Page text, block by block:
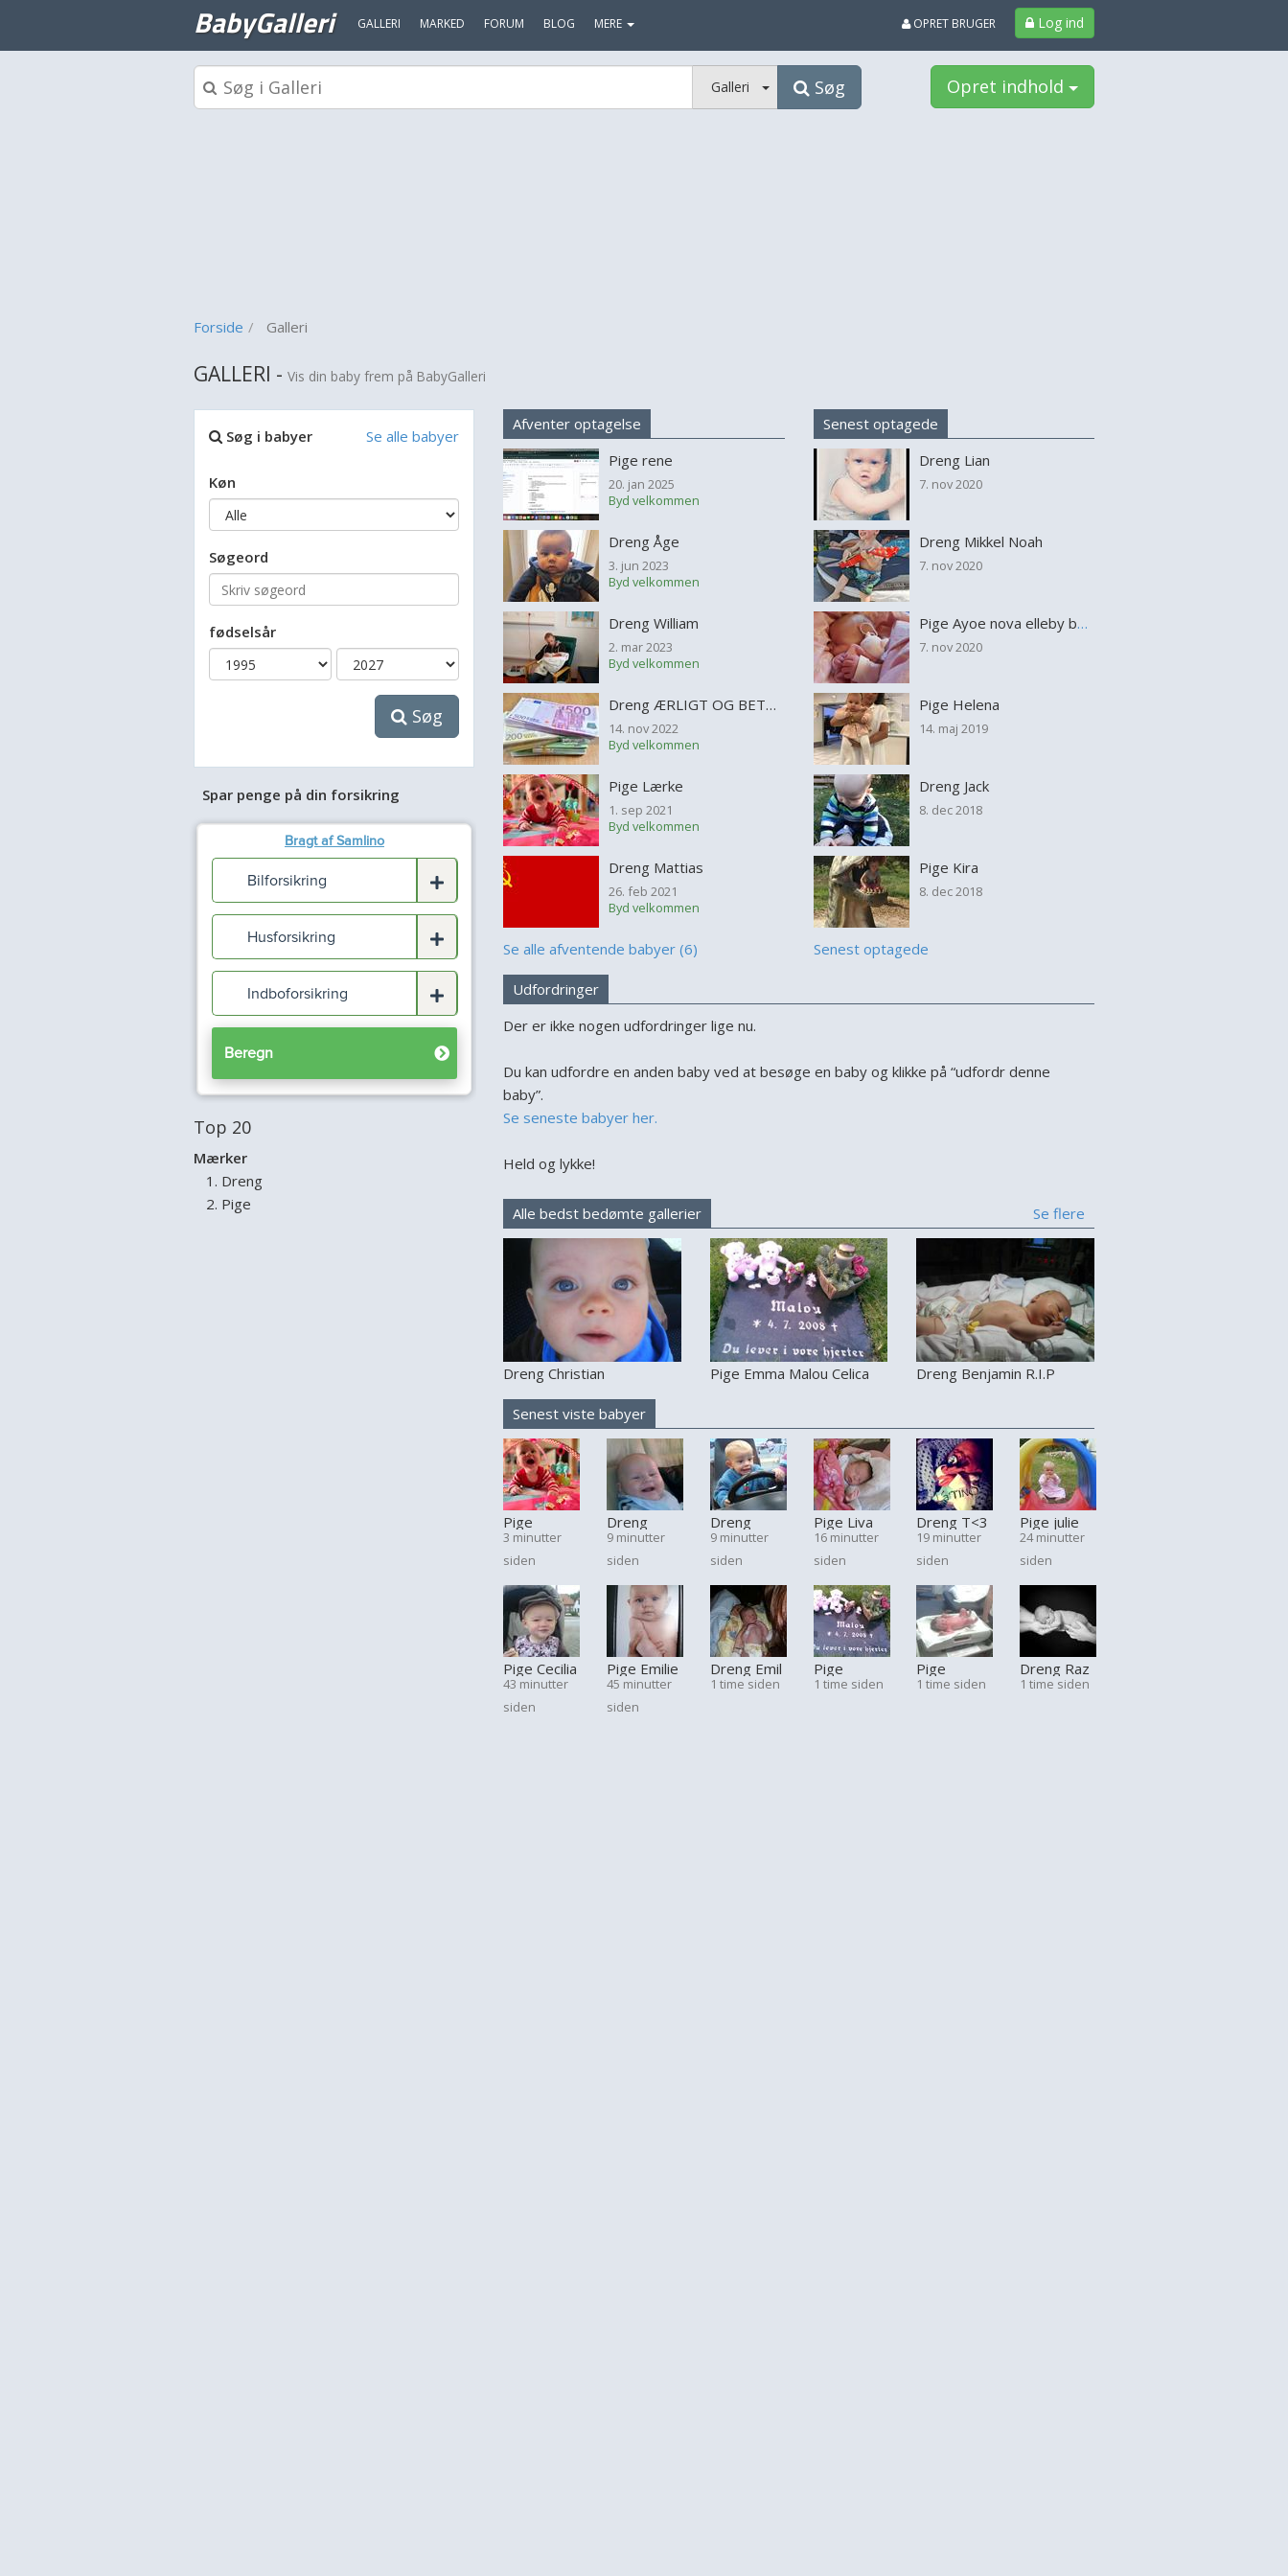
BabyGalleri GALLERI MARKED FORUM BLOG MERE Log ind
OPRET BRUGER
Galleri Søg Opret indhold
Forside Galleri
GALLERI - Vis din baby frem på BabyGalleri
Afventer optagelse
Pige rene
20. jan 2025
Byd velkommen
Dreng Åge
3. jun 2023
Byd velkommen
Dreng William
2. mar 2023
Byd velkommen
Dreng ÆRLIGT OG BETROLIG LÅNETILBUD
14. nov 2022
Byd velkommen
Pige Lærke
1. sep 2021
Byd velkommen
Dreng Mattias
26. feb 2021
Byd velkommen
Se alle afventende babyer (6)
Senest optagede
Dreng Lian
7. nov 2020
Dreng Mikkel Noah
7. nov 2020
Pige Ayoe nova elleby bøgeskov nielsen
7. nov 2020
Pige Helena
14. maj 2019
Dreng Jack
8. dec 2018
Pige Kira
8. dec 2018
Senest optagede
Udfordringer
Der er ikke nogen udfordringer lige nu.
Du kan udfordre en anden baby ved at besøge en baby og klikke på “udfordr denne
baby”.
Se seneste babyer her.
Held og lykke!
Alle bedst bedømte gallerier Se flere
Dreng Christian Pige Emma Malou Celica Dreng Benjamin R.I.P
Senest viste babyer
Pige
Lærke
3 minutter
siden
Dreng
Nicklas
9 minutter
siden
Dreng
Mathias
9 minutter
siden
Pige Liva
Eva
16 minutter
siden
Dreng T<3
19 minutter
siden
Pige julie
24 minutter
siden
Pige Cecilia
43 minutter
siden
Pige Emilie
45 minutter
siden
Dreng Emil
Willads
1 time siden
Pige
Emma
1 time siden
Pige
Melina
1 time siden
Dreng Raz
Bang
1 time siden
Søg i babyer Se alle babyer
Køn
Søgeord
fødselsår
Søg
Spar penge på din forsikring
Top 20
Mærker
Dreng
Pige